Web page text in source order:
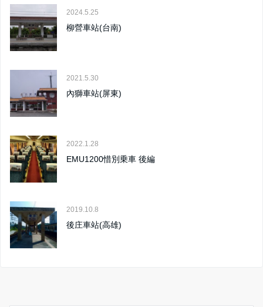
2024.5.25
柳營車站(台南)
2021.5.30
內獅車站(屏東)
2022.1.28
EMU1200惜別乗車 後編
2019.10.8
後庄車站(高雄)